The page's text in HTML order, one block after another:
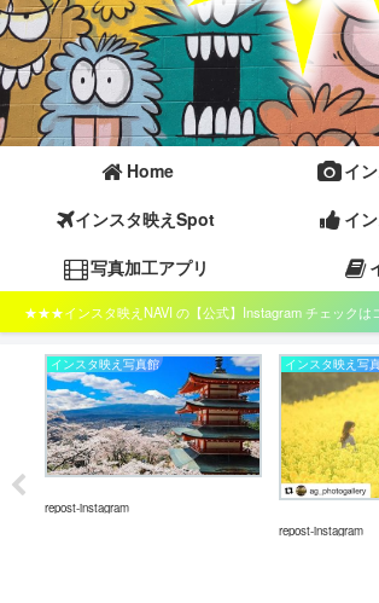
Home
イ
インスタ映えSpot
イ
写真加工アプリ
★★★インスタ映えNAVI の【公式】Instagram チェック
インスタ映え写真館
repost-instagram
インスタ映え写
repost-instagram